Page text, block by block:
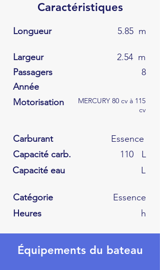
Caractéristiques
Longueur 5.85 m
Largeur 2.54 m
Passagers
8
Année
Motorisation
MERCURY 80 cv à 115
cv
Carburant
Essence
Capacité carb.
110
L
Capacité eau
L
Catégorie
Essence
Heures
h
Équipements du bateau